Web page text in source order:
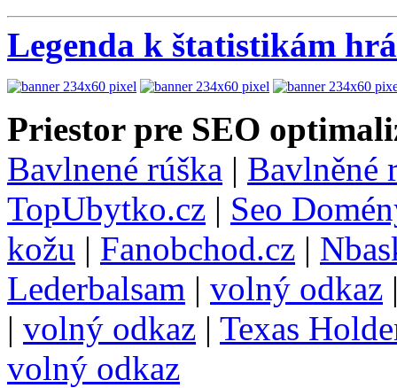
Legenda k štatistikám
Priestor pre SEO
Bavlnené rúška | Bavlněné
TopUbytko.cz | Seo
kožu | Fanobchod.cz |
Lederbalsam | volný odkaz
| volný odkaz | Texas
volný odkaz